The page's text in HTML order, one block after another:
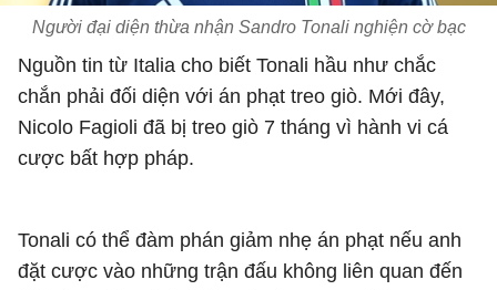
Người đại diện thừa nhận Sandro Tonali nghiện cờ bạc
Nguồn tin từ Italia cho biết Tonali hầu như chắc
chắn phải đối diện với án phạt treo giò. Mới đây,
Nicolo Fagioli đã bị treo giò 7 tháng vì hành vi cá
cược bất hợp pháp.
Tonali có thể đàm phán giảm nhẹ án phạt nếu anh
đặt cược vào những trận đấu không liên quan đến